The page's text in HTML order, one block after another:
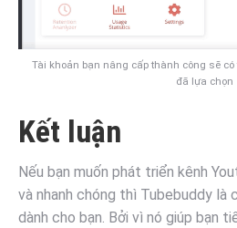
Tài khoản bạn nâng cấp thành công sẽ
đã lựa chọn
Kết luận
Nếu bạn muốn phát triển kênh
và nhanh chóng thì Tubebuddy là
dành cho bạn. Bởi vì nó giúp bạn